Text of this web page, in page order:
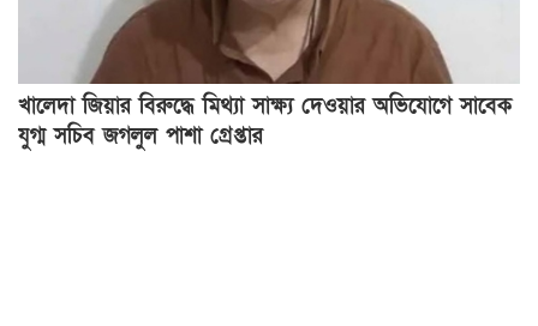
খালেদা জিয়ার বিরুদ্ধে মিথ্যা সাক্ষ্য দেওয়ার অভিযোগে সাবেক
যুগ্ম সচিব জগলুল পাশা গ্রেপ্তার